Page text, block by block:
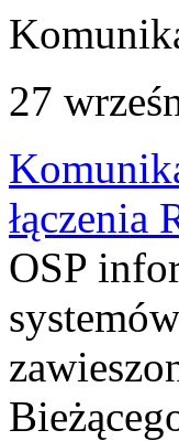
27
łączenia
OSP